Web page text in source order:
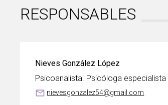
RESPONSABLES
Nieves González López
Psicoanalista. Psicóloga especialista
mail_outline nievesgonzalez54@gmail.com